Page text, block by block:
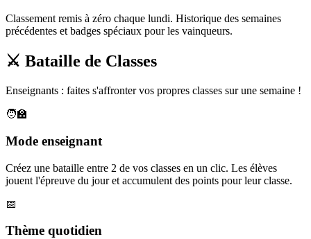
Classement remis à zéro chaque lundi. Historique des semaines
précédentes et badges spéciaux pour les vainqueurs.
⚔️ Bataille de Classes
Enseignants : faites s'affronter vos propres classes sur une semaine !
🧑‍🏫
Mode enseignant
Créez une bataille entre 2 de vos classes en un clic. Les élèves
jouent l'épreuve du jour et accumulent des points pour leur classe.
📅
Thème quotidien